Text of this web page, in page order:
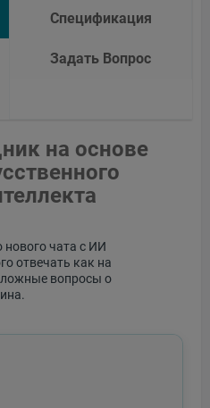
Спецификация
Задать Вопрос
на основе
нового чата с ИИ
отвечать как на
вопросы о